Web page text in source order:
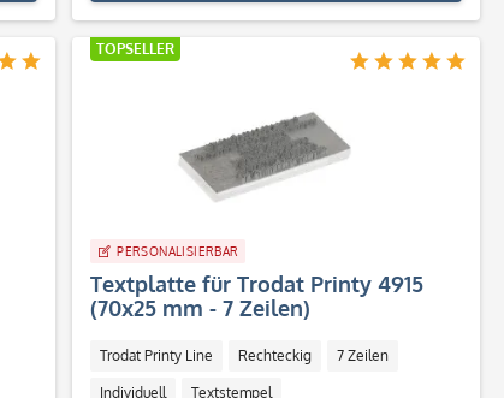
TOPSELLER
PERSONALISIERBAR
Textplatte für Trodat Printy 4915
(70x25 mm - 7 Zeilen)
Trodat Printy Line Rechteckig 7 Zeilen
Individuell Textstempel